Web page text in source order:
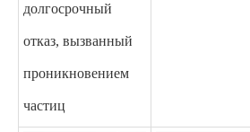
долгосрочный
отказ, вызванный
проникновением
частиц